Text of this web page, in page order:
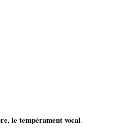
le tempérament vocal.